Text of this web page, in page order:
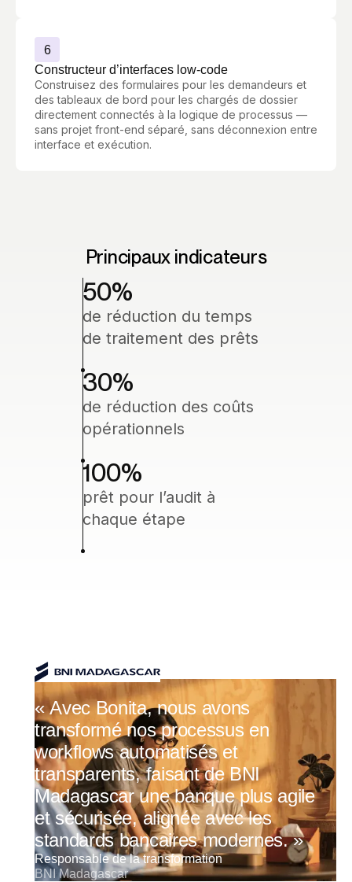
6
Constructeur d’interfaces low-code
Construisez des formulaires pour les demandeurs et
des tableaux de bord pour les chargés de dossier
directement connectés à la logique de processus —
sans projet front-end séparé, sans déconnexion entre
interface et exécution.
Principaux indicateurs
50%
de réduction du temps
de traitement des prêts
30%
de réduction des coûts
opérationnels
100%
prêt pour l’audit à
chaque étape
« Avec Bonita, nous avons
transformé nos processus en
workflows automatisés et
transparents, faisant de BNI
Madagascar une banque plus agile
et sécurisée, alignée avec les
standards bancaires modernes. »
Responsable de la transformation
BNI Madagascar